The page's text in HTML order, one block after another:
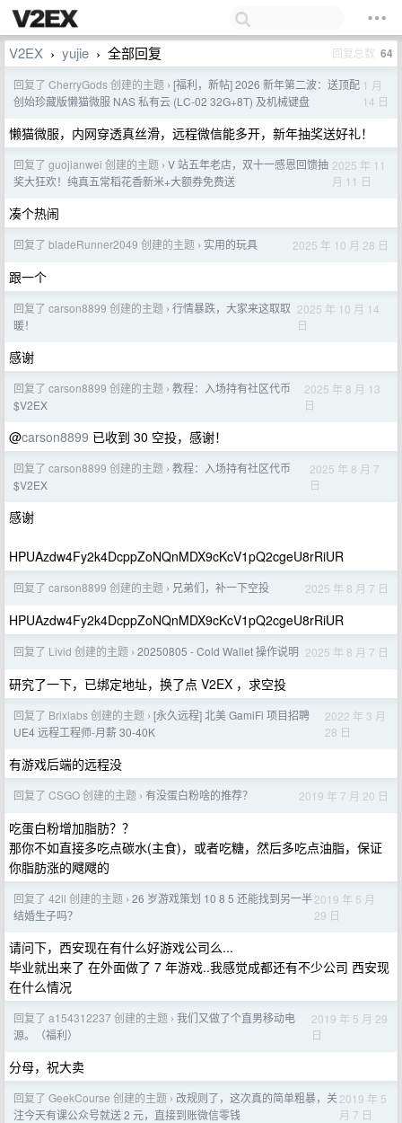
V2EX › yujie › 全部回复 回复总数 64
回复了 CherryGods 创建的主题 › [福利，新帖] 2026 新年第二波：送顶配
创始珍藏版懒猫微服 NAS 私有云 (LC-02 32G+8T) 及机械键盘
1 月
14 日
懒猫微服，内网穿透真丝滑，远程微信能多开，新年抽奖送好礼！
回复了 guojianwei 创建的主题 › V 站五年老店，双十一感恩回馈抽
奖大狂欢！纯真五常稻花香新米+大额券免费送
2025 年 11
月 11 日
凑个热闹
回复了 bladeRunner2049 创建的主题 › 实用的玩具 2025 年 10 月 28 日
跟一个
回复了 carson8899 创建的主题 › 行情暴跌，大家来这取取
暖！
2025 年 10 月 14
日
感谢
回复了 carson8899 创建的主题 › 教程：入场持有社区代币
$V2EX
2025 年 8 月 13
日
@carson8899 已收到 30 空投，感谢！
回复了 carson8899 创建的主题 › 教程：入场持有社区代币
$V2EX
2025 年 8 月 7
日
感谢
HPUAzdw4Fy2k4DcppZoNQnMDX9cKcV1pQ2cgeU8rRiUR
回复了 carson8899 创建的主题 › 兄弟们，补一下空投 2025 年 8 月 7 日
HPUAzdw4Fy2k4DcppZoNQnMDX9cKcV1pQ2cgeU8rRiUR
回复了 Livid 创建的主题 › 20250805 - Cold Wallet 操作说明 2025 年 8 月 7 日
研究了一下，已绑定地址，换了点 V2EX ，求空投
回复了 Brixlabs 创建的主题 › [永久远程] 北美 GamiFi 项目招聘
UE4 远程工程师-月薪 30-40K
2022 年 3 月
28 日
有游戏后端的远程没
回复了 CSGO 创建的主题 › 有没蛋白粉啥的推荐？ 2019 年 7 月 20 日
吃蛋白粉增加脂肪？？
那你不如直接多吃点碳水(主食)，或者吃糖，然后多吃点油脂，保证
你脂肪涨的飕飕的
回复了 42ll 创建的主题 › 26 岁游戏策划 10 8 5 还能找到另一半
结婚生子吗？
2019 年 5 月
29 日
请问下，西安现在有什么好游戏公司么...
毕业就出来了 在外面做了 7 年游戏..我感觉成都还有不少公司 西安现
在什么情况
回复了 a154312237 创建的主题 › 我们又做了个直男移动电
源。（福利）
2019 年 5 月 29
日
分母，祝大卖
回复了 GeekCourse 创建的主题 › 改规则了，这次真的简单粗暴，关
注今天有课公众号就送 2 元，直接到账微信零钱
2019 年 5
月 7 日